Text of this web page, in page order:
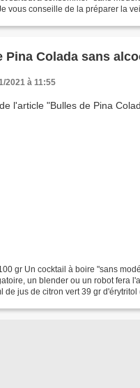
vous conseille de la préparer la
Pina Colada sans
2021 à 11:55
gr Un cocktail à boire "sans
un blender ou un robot fera
de jus de citron vert 39 gr d'érytritol